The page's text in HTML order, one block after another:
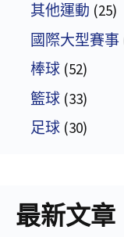
其他運動 (25)
國際大型賽事
棒球 (52)
籃球 (33)
足球 (30)
最新文章